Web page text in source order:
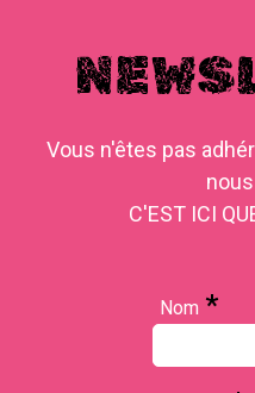
Vous n'êtes pas
C'EST ICI
Nom *